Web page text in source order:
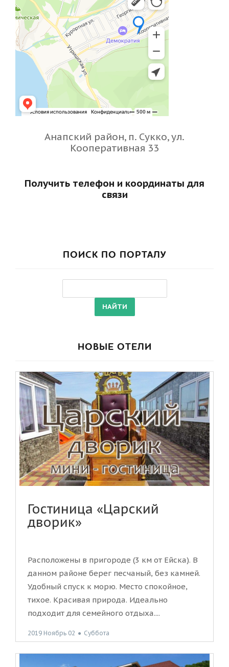
Анапский район, п. Сукко, ул.
Кооперативная 33
Получить телефон и координаты для
связи
ПОИСК ПО ПОРТАЛУ
НОВЫЕ ОТЕЛИ
Гостиница «Царский
дворик»
Расположены в пригороде (3 км от Ейска). В
данном районе берег песчаный, без камней.
Удобный спуск к морю. Место спокойное,
тихое. Красивая природа. Идеально
подходит для семейного отдыха....
2019 Ноябрь 02 ● Суббота